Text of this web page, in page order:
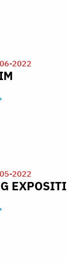
06-2022
05-2022